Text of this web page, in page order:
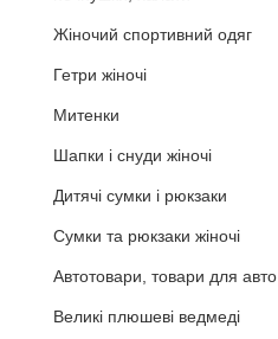
Жіночий спортивний одяг
Гетри жіночі
Митенки
Шапки і снуди жіночі
Дитячі сумки і рюкзаки
Сумки та рюкзаки жіночі
Автотовари, товари для авто
Великі плюшеві ведмеді